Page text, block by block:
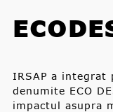
IRSAP a
denumite ECO
impactul asupra